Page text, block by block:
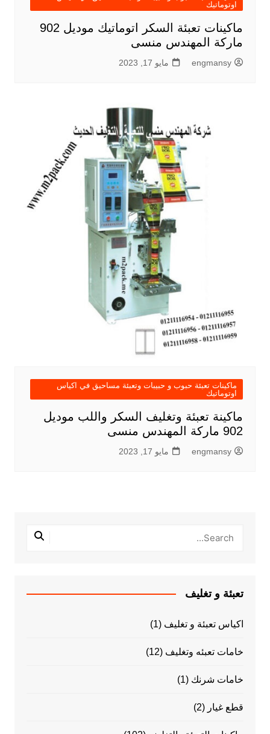
اوتوماتيك
ماكينات تعبئة السكر اتوماتيك موديل 902
ماركة المهندس منسى
engmansy مايو 17, 2023
ماكينات تعبئة حبوب و حبيبات وتعبئة مساحيق في اكياس
اوتوماتيك
ماكينة تعبئة وتغليف السكر واللب موديل
902 ماركة المهندس منسى
engmansy مايو 17, 2023
تعبئة و تغليف
اكياس تعبئة و تغليف (1)
خامات تعبئه وتغليف (12)
خامات شرنك (1)
قطع غيار (2)